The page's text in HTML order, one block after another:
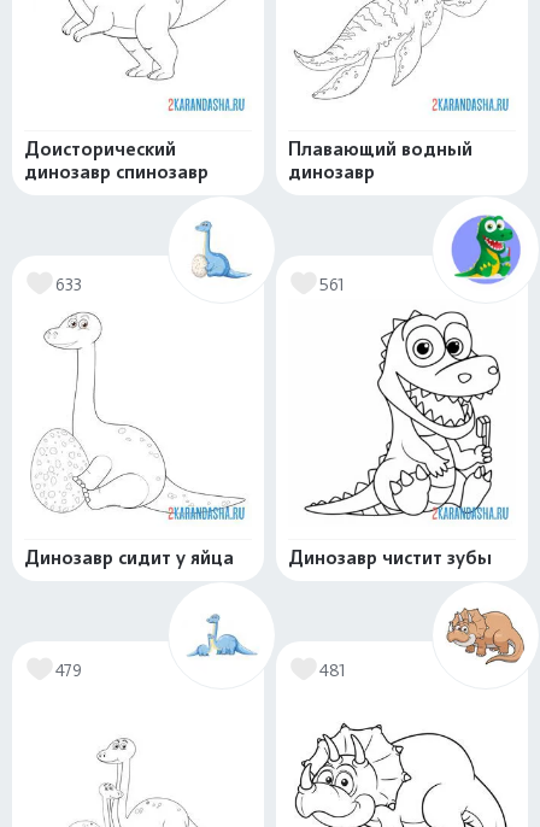
Доисторический
динозавр спинозавр
Плавающий водный
динозавр
633
Динозавр сидит у яйца
561
Динозавр чистит зубы
479 481